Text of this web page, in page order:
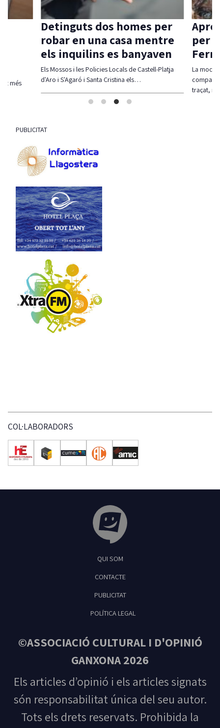
més
Detinguts dos homes per
robar en una casa mentre
els inquilins es banyaven
Els Mossos i les Policies Locals de Castell-Platja
d'Aro i S'Agaró i Santa Cristina els…
per
La moció
traçat,
PUBLICITAT
COL·LABORADORS
Feliu de Guíxols
QUI SOM
CONTACTE
PUBLICITAT
POLÍTICA LEGAL
©ASSOCIACIÓ CULTURAL I D'OPINIÓ
GANXONA 2026
Els articles d’opinió i els articles signats
són responsabilitat única del seu autor.
Tots els drets reservats. Prohibida la